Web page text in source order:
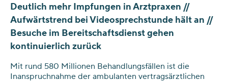
Deutlich mehr Impfungen in Arztpraxen //
Aufwärtstrend bei Videosprechstunde hält an //
Besuche im Bereitschaftsdienst gehen
kontinuierlich zurück
Mit rund 580 Millionen Behandlungsfällen ist die
Inanspruchnahme der ambulanten vertragsärztlichen